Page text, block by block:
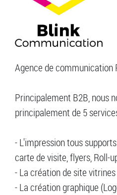
Agence de communication
Principalement B2B, nous
principalement de 5
- L'impression tous
carte de visite, flyers, Roll-
- La création de site
- La création graphique